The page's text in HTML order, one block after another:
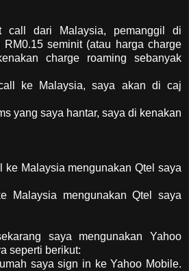
call dari Malaysia, pemanggil di
seminit (atau harga charge
charge roaming sebanyak
ke Malaysia, saya akan di caj
yang saya hantar, saya di kenakan
ke Malaysia mengunakan Qtel saya
Malaysia mengunakan Qtel saya
saya mengunakan Yahoo
seperti berikut:
saya sign in ke Yahoo Mobile.